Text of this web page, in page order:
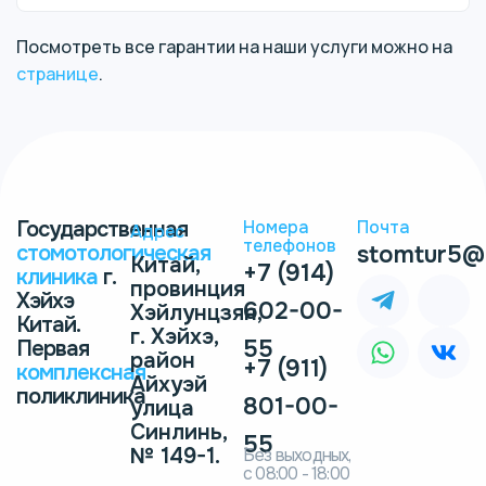
Посмотреть все гарантии на наши услуги можно на
странице.
Государственная
стомотологическая
клиника г.
Хэйхэ
Китай.
Первая
комплексная
поликлиника
Адрес
Китай,
провинция
Хэйлунцзян,
г. Хэйхэ,
район
Айхуэй
улица
Синлинь,
№ 149-1.
+7 (914)
602-00-
55
Номера
телефонов
+7 (911)
801-00-
55
Без выходных,
с 08:00 - 18:00
Почта